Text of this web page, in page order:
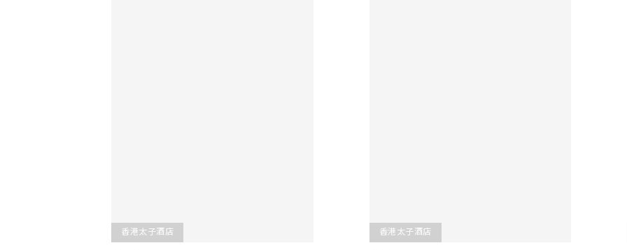
香港太子酒店 香港太子酒店